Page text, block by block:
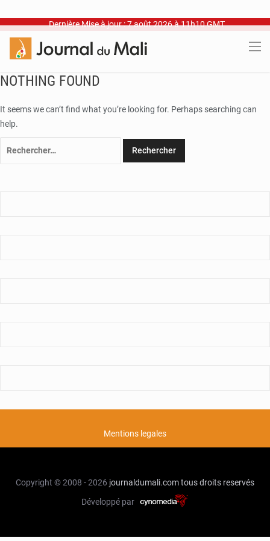
Dernière Mise à jour : 7 août 2026 à 11h10 GMT
NOTHING FOUND
It seems we can’t find what you’re looking for. Perhaps searching can
help.
Mentions legales
Copyright © 2008 - 2026 journaldumali.comtous droits reservés
Développé par